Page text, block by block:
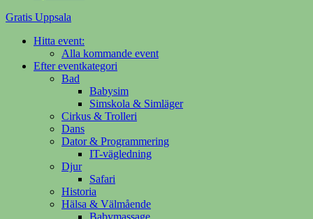
Gratis Uppsala
Din evenemangsguide på nätet
Hitta event:
Alla kommande event
Efter eventkategori
Bad
Babysim
Simskola & Simläger
Cirkus & Trolleri
Dans
Dator & Programmering
IT-vägledning
Djur
Safari
Historia
Hälsa & Välmående
Babymassage